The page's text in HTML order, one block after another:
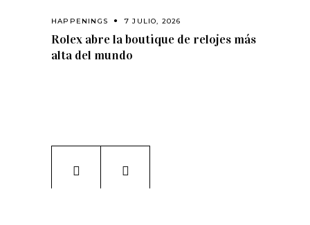
HAPPENINGS 7 JULIO, 2026
Rolex abre la boutique de relojes más
alta del mundo